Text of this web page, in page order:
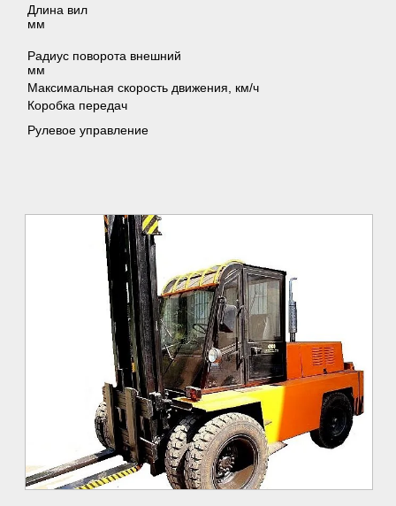
Длина вил
Радиус поворота внешний
мм
Максимальная скорость движения, км/ч
Коробка передач
Рулевое управление